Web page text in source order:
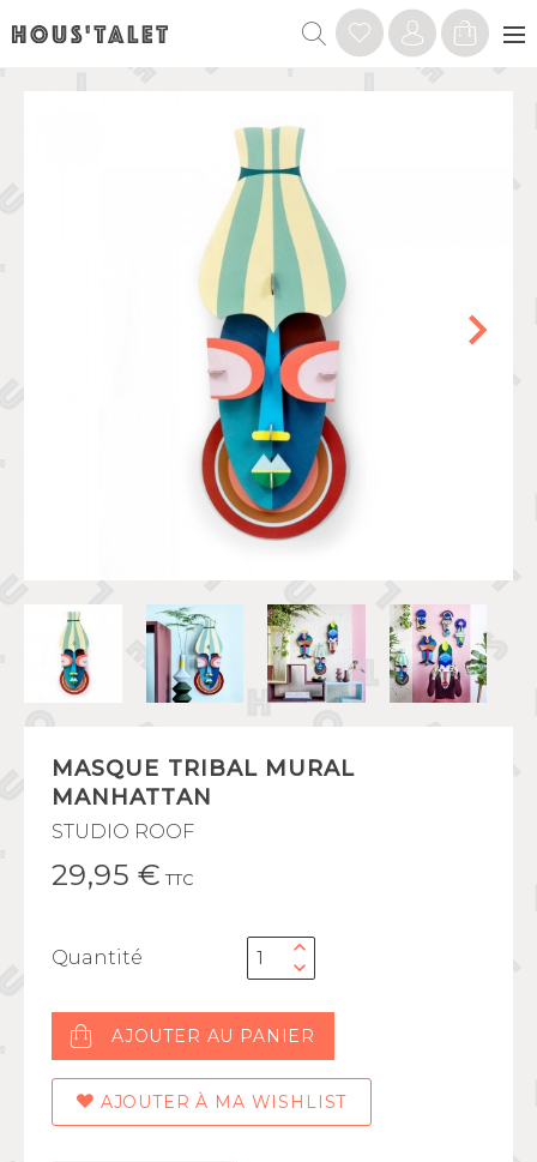
MASQUE TRIBAL MURAL
MANHATTAN
STUDIO ROOF
29,95 € TTC
Quantité
AJOUTER AU PANIER
AJOUTER À MA WISHLIST